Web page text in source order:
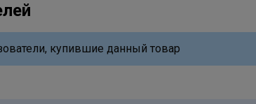
купившие данный товар